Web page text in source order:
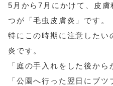
5月から7月にかけて、皮膚
つが「毛虫皮膚炎」です。
特にこの時期に注意したい
炎です。
「庭の手入れをした後から
「公園へ行った翌日にブツ